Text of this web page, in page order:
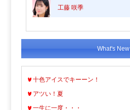
工藤 咲季
What's New
十色アイスでキーーン！
アツい！夏
一生に一度・・・